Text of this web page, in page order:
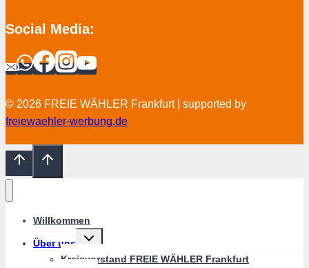
Social Media:
© 2026 FREIE WÄHLER Frankfurt | supported by
freiewaehler-werbung.de
Willkommen
Über uns
Untermenü
umschalten
Kreisvorstand FREIE WÄHLER Frankfurt